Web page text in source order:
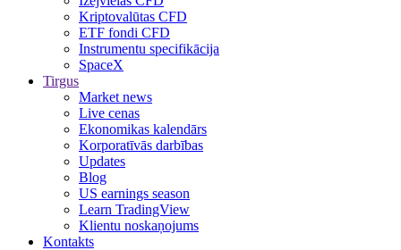
Kriptovalūtas CFD
ETF fondi CFD
Instrumentu specifikācija
SpaceX
Tirgus
Market news
Live cenas
Ekonomikas kalendārs
Korporatīvās darbības
Updates
Blog
US earnings season
Learn TradingView
Klientu noskaņojums
Kontakts